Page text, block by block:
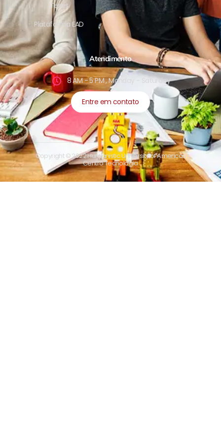
Teses
Plataforma EAD
Atendimento
8 AM - 5 PM , Monday - Saturday
Entre em contato
Copyright © 2022 Humanistic University of Americas
Centro Tecnologia